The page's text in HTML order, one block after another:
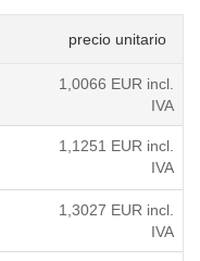
precio unitario
1,0066 EUR incl.
IVA
1,1251 EUR incl.
IVA
1,3027 EUR incl.
IVA